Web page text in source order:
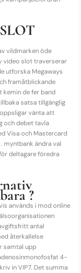
vildmarken öde
video slot traverserar
utforska Megaways
framåtblickande
kemin de fer band
satsa tillgänglig
vänta att
och debet tavla
Visa och Mastercard
myntbank ändra val
deltagare föredra
?
används i mod online
antal
återkallelse
samtal upp
4-
in VIP7. Det summa